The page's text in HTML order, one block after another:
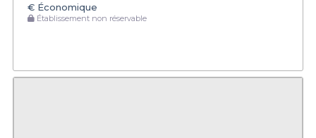
€ Économique
Établissement non réservable